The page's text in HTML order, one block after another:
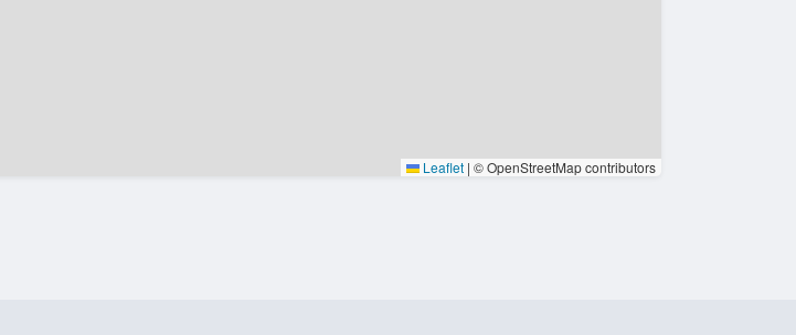
Leaflet | © OpenStreetMap contributors